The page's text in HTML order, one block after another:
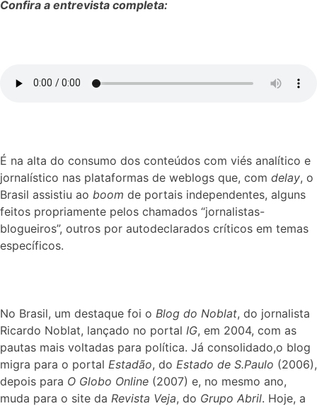
Confira a entrevista completa:
É na alta do consumo dos conteúdos com viés analítico e
jornalístico nas plataformas de weblogs que, com delay, o
Brasil assistiu ao boom de portais independentes, alguns
feitos propriamente pelos chamados “jornalistas-
blogueiros”, outros por autodeclarados críticos em temas
específicos.
No Brasil, um destaque foi o Blog do Noblat, do jornalista
Ricardo Noblat, lançado no portal IG, em 2004, com as
pautas mais voltadas para política. Já consolidado,o blog
migra para o portal Estadão, do Estado de S.Paulo (2006),
depois para O Globo Online (2007) e, no mesmo ano,
muda para o site da Revista Veja, do Grupo Abril. Hoje, a